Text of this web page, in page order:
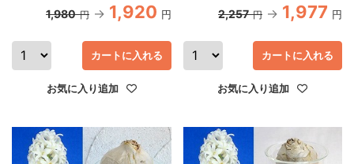
1,980 円 1,920 円
お気に入り追加
カートに入れる
2,257 円 1,977 円
お気に入り追加
カートに入れる